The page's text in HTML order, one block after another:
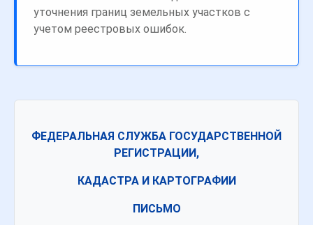
уточнения границ земельных участков с
учетом реестровых ошибок.
ФЕДЕРАЛЬНАЯ СЛУЖБА ГОСУДАРСТВЕННОЙ
РЕГИСТРАЦИИ,
КАДАСТРА И КАРТОГРАФИИ
ПИСЬМО